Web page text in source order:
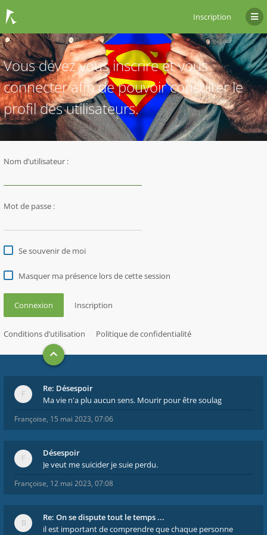
Inscription
Vous devez vous inscrire et vous
connecter afin de pouvoir consulter le
profil des utilisateurs.
Nom d’utilisateur :
Mot de passe :
Se souvenir de moi
Masquer ma présence lors de cette session
Connexion Inscription
Conditions d’utilisation Politique de confidentialité
Re: Désespoir
Ma vie n'a plu aucun sens. Mourir pour être soulag
Françoise, 15 mai 2023, 07:06
Désespoir
Je veut me suicider je suie perdu.
Françoise, 12 mai 2023, 07:08
Re: On se dispute tout le temps ...
il est important de comprendre que chaque personne